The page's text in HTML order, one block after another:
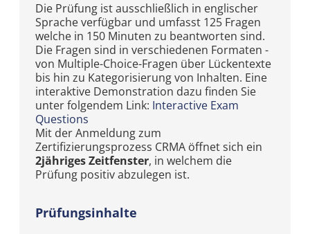
Die Prüfung ist ausschließlich in englischer
Sprache verfügbar und umfasst 125 Fragen
welche in 150 Minuten zu beantworten sind.
Die Fragen sind in verschiedenen Formaten -
von Multiple-Choice-Fragen über Lückentexte
bis hin zu Kategorisierung von Inhalten. Eine
interaktive Demonstration dazu finden Sie
unter folgendem Link: Interactive Exam
Questions
Mit der Anmeldung zum
Zertifizierungsprozess CRMA öffnet sich ein
2jähriges Zeitfenster, in welchem die
Prüfung positiv abzulegen ist.
Prüfungsinhalte